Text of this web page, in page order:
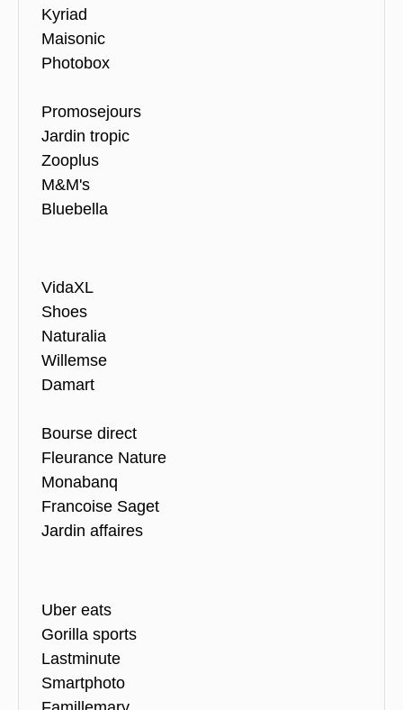
Kyriad
Maisonic
Photobox
Promosejours
Jardin tropic
Zooplus
M&M's
Bluebella
VidaXL
Shoes
Naturalia
Willemse
Damart
Bourse direct
Fleurance Nature
Monabanq
Francoise Saget
Jardin affaires
Uber eats
Gorilla sports
Lastminute
Smartphoto